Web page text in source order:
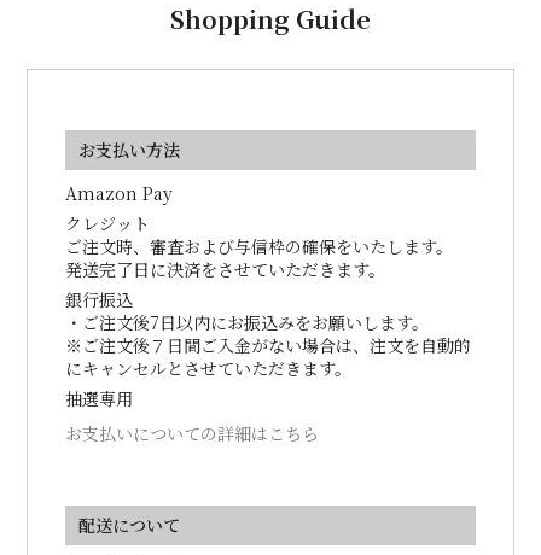
Shopping Guide
お支払い方法
Amazon Pay
クレジット
ご注文時、審査および与信枠の確保をいたします。
発送完了日に決済をさせていただきます。
銀行振込
・ご注文後7日以内にお振込みをお願いします。
※ご注文後７日間ご入金がない場合は、注文を自動的
にキャンセルとさせていただきます。
抽選専用
お支払いについての詳細はこちら
配送について